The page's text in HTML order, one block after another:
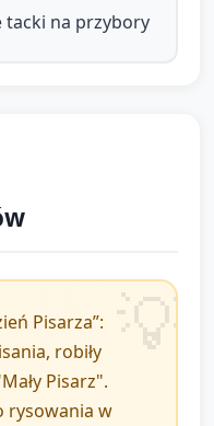
taśmy, mówi:
dużymi literami lub
każde dziecko może
(lub opiekun
przez odznakę i
tacki na przybory
Pisarza”:
robiły
Pisarz".
rysowania w